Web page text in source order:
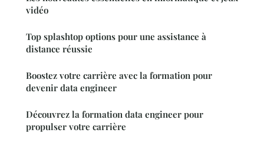
vidéo
Top splashtop options pour une assistance à
distance réussie
Boostez votre carrière avec la formation pour
devenir data engineer
Découvrez la formation data engineer pour
propulser votre carrière